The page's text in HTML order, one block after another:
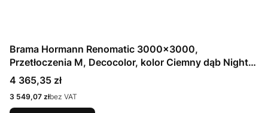
Brama Hormann Renomatic 3000x3000,
Przetłoczenia M, Decocolor, kolor Ciemny dąb Night
Oak + Prowadzenie N
Cena
4 365,35 zł
Cena
3 549,07 złbez VAT